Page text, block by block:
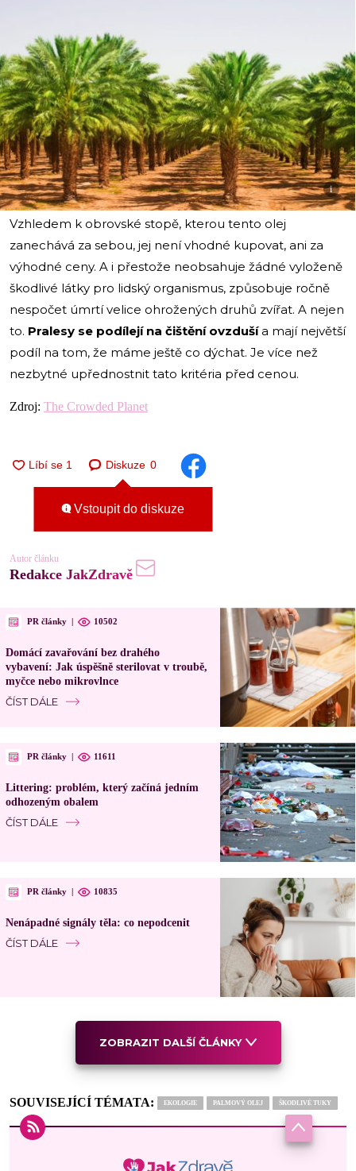
i
Vzhledem k obrovské stopě, kterou tento olej
zanechává za sebou, jej není vhodné kupovat, ani za
výhodné ceny. A i přestože neobsahuje žádné vyloženě
škodlivé látky pro lidský organismus, způsobuje ročně
nespočet úmrtí velice ohrožených druhů zvířat. A nejen
to. Pralesy se podílejí na čištění ovzdušía mají největší
podíl na tom, že máme ještě co dýchat. Je více než
nezbytné upřednostnit tato kritéria před cenou.
Zdroj: The Crowded Planet
Diskuze 0
Vstoupit do diskuze
Autor článku
Redakce JakZdravě
PR články 10502
Domácí zavařování bez drahého
vybavení: Jak úspěšně sterilovat v troubě,
myčce nebo mikrovlnce
ČÍST DÁLE
PR články 11611
Littering: problém, který začíná jedním
odhozeným obalem
ČÍST DÁLE
PR články 10835
Nenápadné signály těla: co nepodcenit
ČÍST DÁLE
ZOBRAZIT DALŠÍ ČLÁNKY
SOUVISEJÍCÍ TÉMATA: EKOLOGIE PALMOVÝ OLEJ ŠKODLIVÉ TUKY